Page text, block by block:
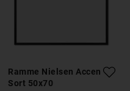
Ramme Nielsen Accent
Sort 50x70